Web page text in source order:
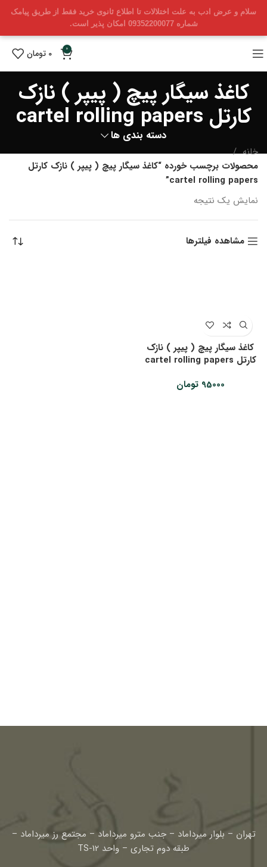
سلام و عرض ادب به علت اختلالات تا اطلاع ثانوی خرید فقط از طریق پیامک
شماره 09352200077 امکان پذیر است.
0
0 تومان
کاغذ سیگار پیچ ( پیپر ) نازک
کارتل cartel rolling papers
دسته بندی ها
خانه
محصولات برچسب خورده “کاغذ سیگار پیچ ( پیپر ) نازک کارتل
cartel rolling papers”
نمایش یک نتیجه
مشاهده فیلترها
کاغذ سیگار پیچ ( پیپر ) نازک
کارتل cartel rolling papers
95000 تومان
تهران – بلوار میرداماد – جنب مترو میرداماد – مجتمع رز میرداماد –
طبقه دوم تجاری – واحد TS-12